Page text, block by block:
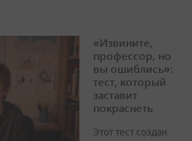
«Извините,
профессор, но
вы ошиблись»:
тест, который
заставит
покраснеть
Этот тест создан